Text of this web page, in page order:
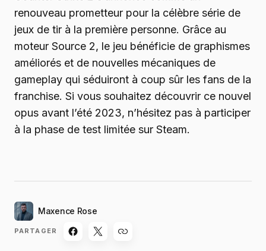
renouveau prometteur pour la célèbre série de
jeux de tir à la première personne. Grâce au
moteur Source 2, le jeu bénéficie de graphismes
améliorés et de nouvelles mécaniques de
gameplay qui séduiront à coup sûr les fans de la
franchise. Si vous souhaitez découvrir ce nouvel
opus avant l’été 2023, n’hésitez pas à participer
à la phase de test limitée sur Steam.
Maxence Rose
PARTAGER